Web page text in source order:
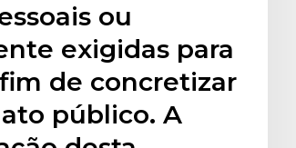
ou
exigidas para
de concretizar
público. A